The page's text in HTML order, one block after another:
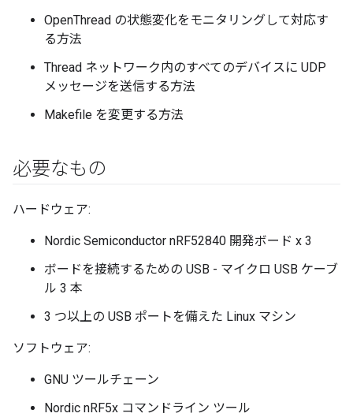
OpenThread の状態変化をモニタリングして対応す
る方法
Thread ネットワーク内のすべてのデバイスに UDP
メッセージを送信する方法
Makefile を変更する方法
必要なもの
ハードウェア:
Nordic Semiconductor nRF52840 開発ボード x 3
ボードを接続するための USB - マイクロ USB ケーブ
ル 3 本
3 つ以上の USB ポートを備えた Linux マシン
ソフトウェア:
GNU ツールチェーン
Nordic nRF5x コマンドライン ツール